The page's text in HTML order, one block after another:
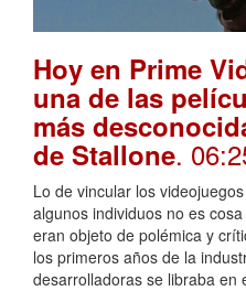
Hoy en Prime
una de las
más
de Stallone.
Lo de vincular los
algunos individuos no es
eran objeto de polémica y
los primeros años de la
desarrolladoras se libraba en